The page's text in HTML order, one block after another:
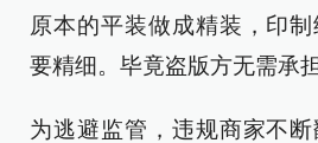
原本的平装做成精装，印
要精细。毕竟盗版方无需承
为逃避监管，违规商家不